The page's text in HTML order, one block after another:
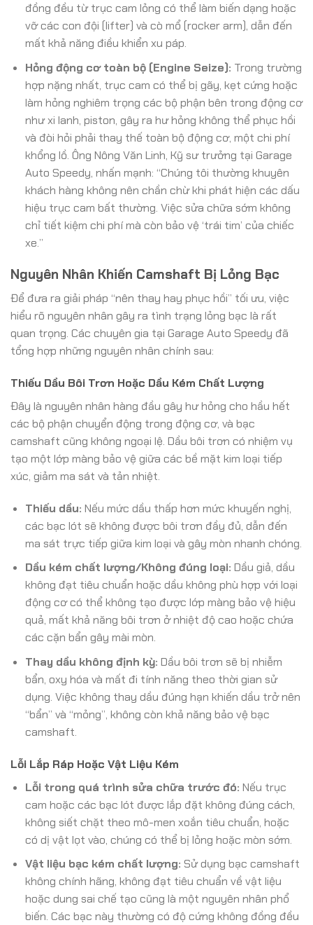
đồng đều từ trục cam lỏng có thể làm biến dạng hoặc
vỡ các con đội (lifter) và cò mổ (rocker arm), dẫn đến
mất khả năng điều khiển xu páp.
Hỏng động cơ toàn bộ (Engine Seize): Trong trường
hợp nặng nhất, trục cam có thể bị gãy, kẹt cứng hoặc
làm hỏng nghiêm trọng các bộ phận bên trong động cơ
như xi lanh, piston, gây ra hư hỏng không thể phục hồi
và đòi hỏi phải thay thế toàn bộ động cơ, một chi phí
khổng lồ. Ông Nông Văn Linh, Kỹ sư trưởng tại Garage
Auto Speedy, nhấn mạnh: “Chúng tôi thường khuyên
khách hàng không nên chần chừ khi phát hiện các dấu
hiệu trục cam bất thường. Việc sửa chữa sớm không
chỉ tiết kiệm chi phí mà còn bảo vệ ‘trái tim’ của chiếc
xe.”
Nguyên Nhân Khiến Camshaft Bị Lỏng Bạc
Để đưa ra giải pháp “nên thay hay phục hồi” tối ưu, việc
hiểu rõ nguyên nhân gây ra tình trạng lỏng bạc là rất
quan trọng. Các chuyên gia tại Garage Auto Speedy đã
tổng hợp những nguyên nhân chính sau:
Thiếu Dầu Bôi Trơn Hoặc Dầu Kém Chất Lượng
Đây là nguyên nhân hàng đầu gây hư hỏng cho hầu hết
các bộ phận chuyển động trong động cơ, và bạc
camshaft cũng không ngoại lệ. Dầu bôi trơn có nhiệm vụ
tạo một lớp màng bảo vệ giữa các bề mặt kim loại tiếp
xúc, giảm ma sát và tản nhiệt.
Thiếu dầu: Nếu mức dầu thấp hơn mức khuyến nghị,
các bạc lót sẽ không được bôi trơn đầy đủ, dẫn đến
ma sát trực tiếp giữa kim loại và gây mòn nhanh chóng.
Dầu kém chất lượng/Không đúng loại: Dầu giả, dầu
không đạt tiêu chuẩn hoặc dầu không phù hợp với loại
động cơ có thể không tạo được lớp màng bảo vệ hiệu
quả, mất khả năng bôi trơn ở nhiệt độ cao hoặc chứa
các cặn bẩn gây mài mòn.
Thay dầu không định kỳ: Dầu bôi trơn sẽ bị nhiễm
bẩn, oxy hóa và mất đi tính năng theo thời gian sử
dụng. Việc không thay dầu đúng hạn khiến dầu trở nên
“bẩn” và “mỏng”, không còn khả năng bảo vệ bạc
camshaft.
Lỗi Lắp Ráp Hoặc Vật Liệu Kém
Lỗi trong quá trình sửa chữa trước đó: Nếu trục
cam hoặc các bạc lót được lắp đặt không đúng cách,
không siết chặt theo mô-men xoắn tiêu chuẩn, hoặc
có dị vật lọt vào, chúng có thể bị lỏng hoặc mòn sớm.
Vật liệu bạc kém chất lượng: Sử dụng bạc camshaft
không chính hãng, không đạt tiêu chuẩn về vật liệu
hoặc dung sai chế tạo cũng là một nguyên nhân phổ
biến. Các bạc này thường có độ cứng không đồng đều